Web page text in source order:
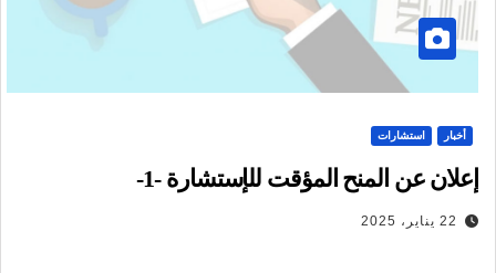
أخبار استشارات
إعلان عن المنح المؤقت للإستشارة -1-
22 يناير، 2025